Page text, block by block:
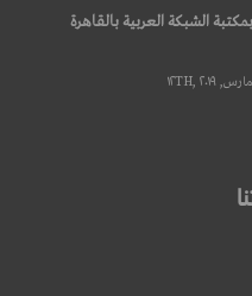
الشبكة العربية بالقاهرة
مارس, ۱۲TH, ۲۰۱۹